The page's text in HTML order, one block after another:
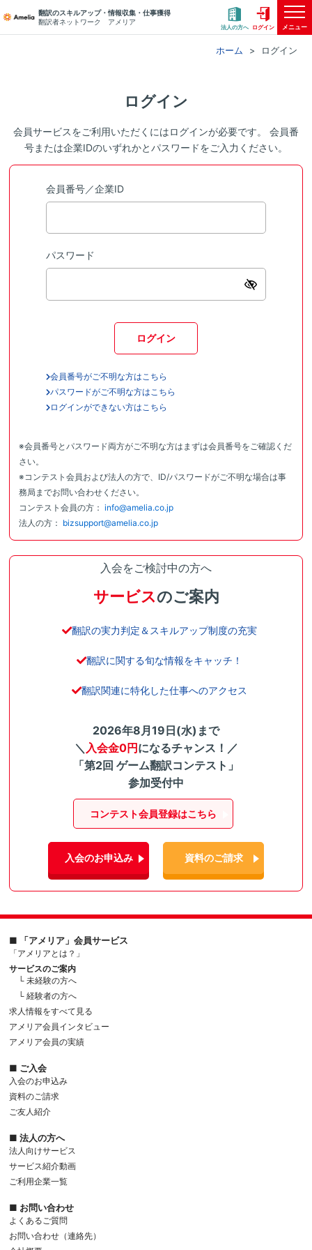
翻訳のスキルアップ・情報収集・仕事獲得
翻訳者ネットワーク アメリア
法人の方へ ログイン メニュー
ホーム ログイン
ログイン
会員サービスをご利用いただくにはログインが必要です。 会員番
号または企業IDのいずれかとパスワードをご入力ください。
会員番号／企業ID
パスワード
ログイン
会員番号がご不明な方はこちら
パスワードがご不明な方はこちら
ログインができない方はこちら
※会員番号とパスワード両方がご不明な方はまずは会員番号をご確認くだ
さい。
※コンテスト会員および法人の方で、ID/パスワードがご不明な場合は事
務局までお問い合わせください。
コンテスト会員の方： info@amelia.co.jp
法人の方： bizsupport@amelia.co.jp
入会をご検討中の方へ
サービスのご案内
翻訳の実力判定＆スキルアップ制度の充実
翻訳に関する旬な情報をキャッチ！
翻訳関連に特化した仕事へのアクセス
2026年8月19日(水)まで
＼ 入会金0円になるチャンス！／
「第2回 ゲーム翻訳コンテスト」
参加受付中
コンテスト会員登録はこちら
入会のお申込み 資料のご請求
■ 「アメリア」会員サービス
「アメリアとは？」
サービスのご案内
└ 未経験の方へ
└ 経験者の方へ
求人情報をすべて見る
アメリア会員インタビュー
アメリア会員の実績
■ ご入会
入会のお申込み
資料のご請求
ご友人紹介
■ 法人の方へ
法人向けサービス
サービス紹介動画
ご利用企業一覧
■ お問い合わせ
よくあるご質問
お問い合わせ（連絡先）